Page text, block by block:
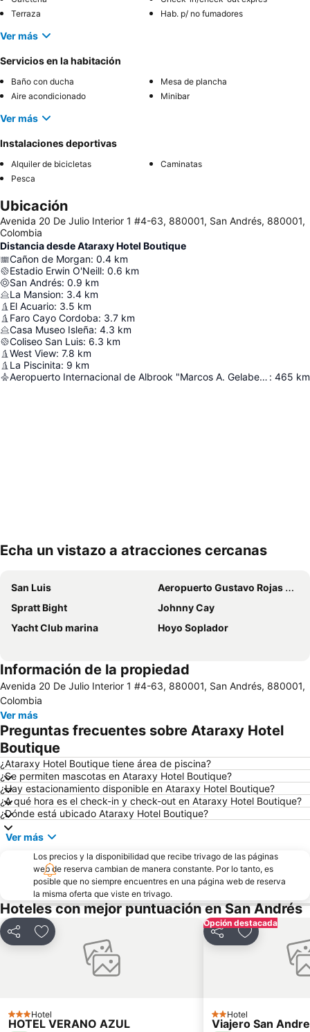
Terraza
Hab. p/ no fumadores
Ver más
Servicios en la habitación
Baño con ducha
Mesa de plancha
Aire acondicionado
Minibar
Ver más
Instalaciones deportivas
Alquiler de bicicletas
Caminatas
Pesca
Ubicación
Avenida 20 De Julio Interior 1 #4-63, 880001, San Andrés, 880001,
Colombia
Distancia desde Ataraxy Hotel Boutique
Cañon de Morgan: 0.4 km
Estadio Erwin O'Neill: 0.6 km
San Andrés: 0.9 km
La Mansion: 3.4 km
El Acuario: 3.5 km
Faro Cayo Cordoba: 3.7 km
Casa Museo Isleña: 4.3 km
Coliseo San Luis: 6.3 km
West View: 7.8 km
La Piscinita: 9 km
Aeropuerto Internacional de Albrook "Marcos A. Gelabert" : 465 km
Echa un vistazo a atracciones cercanas
San Luis
Aeropuerto Gustavo Rojas Pinilla
Spratt Bight
Johnny Cay
Yacht Club marina
Hoyo Soplador
Información de la propiedad
Avenida 20 De Julio Interior 1 #4-63, 880001, San Andrés, 880001,
Colombia
Ver más
Preguntas frecuentes sobre Ataraxy Hotel
Boutique
¿Ataraxy Hotel Boutique tiene área de piscina?
¿Se permiten mascotas en Ataraxy Hotel Boutique?
¿Hay estacionamiento disponible en Ataraxy Hotel Boutique?
¿A qué hora es el check-in y check-out en Ataraxy Hotel Boutique?
¿Dónde está ubicado Ataraxy Hotel Boutique?
Ver más
Los precios y la disponibilidad que recibe trivago de las páginas
web de reserva cambian de manera constante. Por lo tanto, es
posible que no siempre encuentres en una página web de reserva
la misma oferta que viste en trivago.
Hoteles con mejor puntuación en San Andrés
CompartirAgregar a favoritos
3 Estrellas
Hotel
HOTEL VERANO AZUL
Opción destacada
CompartirAgregar a
2 Estrellas
Hotel
Viajero San